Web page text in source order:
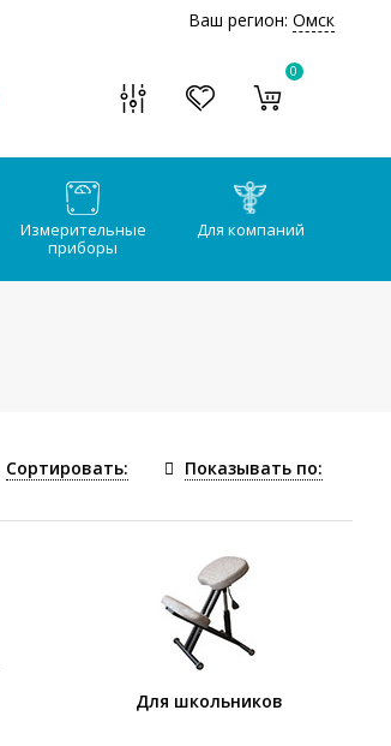
Ваш регион: Омск
0
Измерительные
приборы
Для компаний
Сортировать: Показывать по:
Для школьников